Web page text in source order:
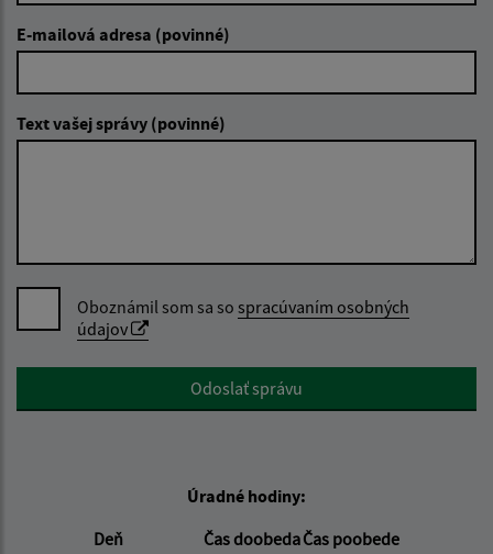
E-mailová adresa (povinné)
Text vašej správy (povinné)
Oboznámil som sa so spracúvaním osobných
údajov
Google reCaptcha ResponseOdoslať správu
Úradné hodiny:
Deň
Čas doobedaČas poobede